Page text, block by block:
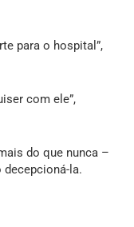
para o hospital”,
com ele”,
do que nunca –
la.